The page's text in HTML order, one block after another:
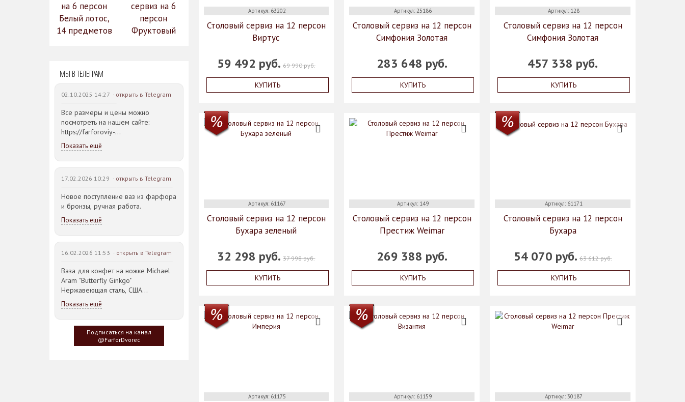
Артикул: 63202
Столовый сервиз на 12 персон
Виртус
59 492 руб. 69 990 руб.
КУПИТЬ
Артикул: 25186
Столовый сервиз на 12 персон
Симфония Золотая
283 648 руб.
КУПИТЬ
Артикул: 128
Столовый сервиз на 12 персон
Симфония Золотая
457 338 руб.
КУПИТЬ
Артикул: 61167
Столовый сервиз на 12 персон
Бухара зеленый
32 298 руб.37 998 руб.
КУПИТЬ
Артикул: 149
Столовый сервиз на 12 персон
Престиж Weimar
269 388 руб.
КУПИТЬ
Артикул: 61171
Столовый сервиз на 12 персон
Бухара
54 070 руб.63 612 руб.
КУПИТЬ
Артикул: 61175 Артикул: 61159 Артикул: 30187
на 6 персон
Белый лотос,
14 предметов
742 руб.
сервиз на 6
персон
Фруктовый
МЫ В ТЕЛЕГРАМ
02.10.2025 14:27 · открыть в Telegram
Все размеры и цены можно
посмотреть на нашем сайте:
https://farforoviy-
dvorec.ru/catalog/brands/Bohemia_JIHLAVA/
Показать ещё
17.02.2026 10:29 · открыть в Telegram
Новое поступление ваз из фарфора
и бронзы, ручная работа.
Показать ещё
16.02.2026 11:53 · открыть в Telegram
Ваза для конфет на ножке Michael
Aram "Butterfly Ginkgo"
Нержавеющая сталь, США
23,5*21,5*14,5см
Идея такого дизайна предметов
сервировки стола пришла
создателю, когда он впервые
увидел дерево Гинкго Билоба, у
Показать ещё
Подписаться на канал
@FarforDvorec